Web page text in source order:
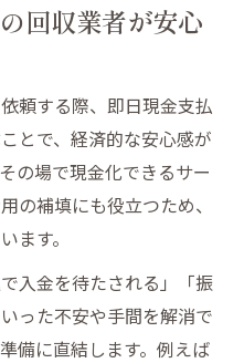
回収業者が安心
頼する際、即日現金支払
とで、経済的な安心感が
の場で現金化できるサー
の補填にも役立つため、
ます。
入金を待たされる」「振
った不安や手間を解消で
備に直結します。例えば